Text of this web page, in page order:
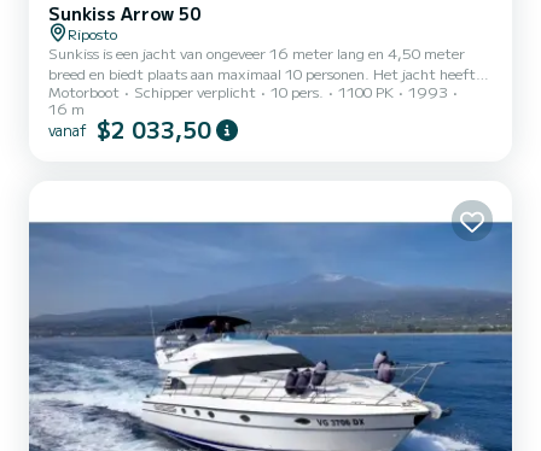
Sunkiss Arrow 50
Riposto
Sunkiss is een jacht van ongeveer 16 meter lang en 4,50 meter
breed en biedt plaats aan maximaal 10 personen. Het jacht heeft
een ruim zonnedek aan de boeg en een uitstekende kuip aan de
achterkant om te lunchen en te gebruiken voor recreatieve
momenten, binnenin vinden we veel comfort met hoefijzervormige
Motorboot Schipper verplicht 10 pers. 1100 PK
1993
16 m
vanaf $2 033,50